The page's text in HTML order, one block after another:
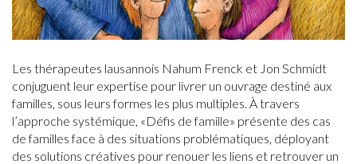
Les thérapeutes lausannois Nahum Frenck et Jon Schmidt
conjuguent leur expertise pour livrer un ouvrage destiné aux
familles, sous leurs formes les plus multiples. À travers
l’approche systémique, «Défis de famille» présente des cas
de familles face à des situations problématiques, déployant
des solutions créatives pour renouer les liens et retrouver un